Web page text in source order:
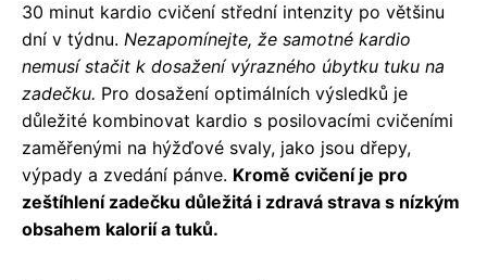
30 minut kardio cvičení střední intenzity po většinu
dní v týdnu. Nezapomínejte, že samotné kardio
nemusí stačit k dosažení výrazného úbytku tuku na
zadečku. Pro dosažení optimálních výsledků je
důležité kombinovat kardio s posilovacími cvičeními
zaměřenými na hýžďové svaly, jako jsou dřepy,
výpady a zvedání pánve. Kromě cvičení je pro
zeštíhlení zadečku důležitá i zdravá strava s nízkým
obsahem kalorií a tuků.